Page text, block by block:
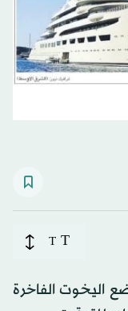
T
T
اليخوت الفاخرة